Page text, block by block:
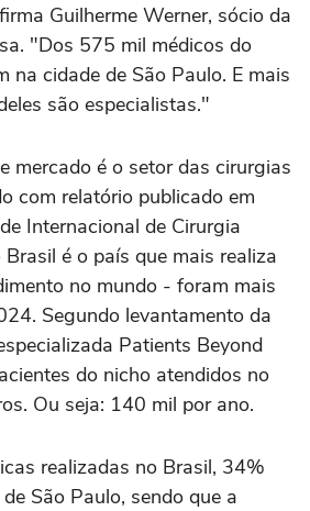
Guilherme Werner, sócio da
"Dos 575 mil médicos do
na cidade de São Paulo. E mais
são especialistas."
mercado é o setor das cirurgias
com relatório publicado em
Internacional de Cirurgia
é o país que mais realiza
no mundo - foram mais
Segundo levantamento da
Patients Beyond
do nicho atendidos no
Ou seja: 140 mil por ano.
realizadas no Brasil, 34%
São Paulo, sendo que a